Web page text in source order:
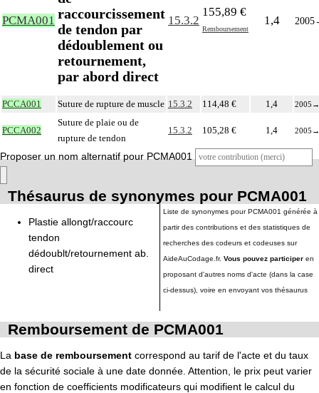
PCMA001 raccourcissement
de tendon par
dédoublement ou
retournement,
par abord direct
15.3.2
155,89 €
Remboursement
1,4 2005
PCCA001 Suture de rupture de muscle 15.3.2 114,48 € 1,4 2005 →
PCCA002
Suture de plaie ou de
rupture de tendon
15.3.2 105,28 € 1,4 2005 →
Proposer un nom alternatif pour PCMA001
Thésaurus de synonymes pour PCMA001
Plastie allongt/raccourc
tendon
dédoublt/retournement ab.
direct
Liste de synonymes pour PCMA001 générée à
partir des contributions et des statistiques de
recherches des codeurs et codeuses sur
AideAuCodage.fr. Vous pouvez participer en
proposant d'autres noms d'acte (dans la case
ci-dessus), voire en envoyant vos thésaurus
Remboursement de PCMA001
La base de remboursement correspond au tarif de l'acte et du taux
de la sécurité sociale à une date donnée. Attention, le prix peut varier
en fonction de coefficients modificateurs qui modifient le calcul du